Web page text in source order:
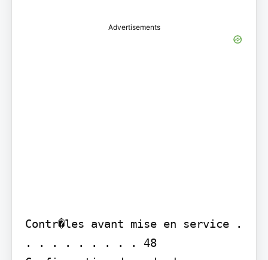
Advertisements
Contr�les avant mise en service .
. . . . . . . . . 48